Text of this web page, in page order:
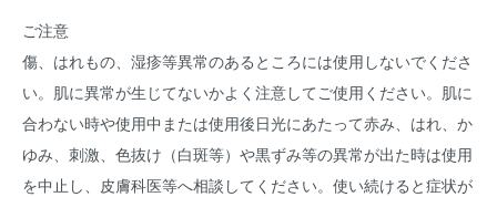
ご注意
傷、はれもの、湿疹等異常のあるところには使用しないでくださ
い。肌に異常が生じてないかよく注意してご使用ください。肌に
合わない時や使用中または使用後日光にあたって赤み、はれ、か
ゆみ、刺激、色抜け（白斑等）や黒ずみ等の異常が出た時は使用
を中止し、皮膚科医等へ相談してください。使い続けると症状が